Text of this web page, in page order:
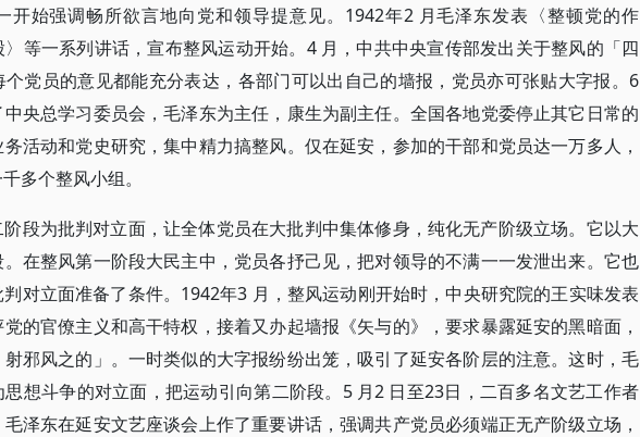
开始强调畅所欲言地向党和领导提意见。1942年2 月毛泽东发表〈整顿党的作
等一系列讲话，宣布整风运动开始。4 月，中共中央宣传部发出关于整风的「四
党员的意见都能充分表达，各部门可以出自己的墙报，党员亦可张贴大字报。6
央总学习委员会，毛泽东为主任，康生为副主任。全国各地党委停止其它日常的
活动和党史研究，集中精力搞整风。仅在延安，参加的干部和党员达一万多人，
多个整风小组。
段为批判对立面，让全体党员在大批判中集体修身，纯化无产阶级立场。它以大
在整风第一阶段大民主中，党员各抒己见，把对领导的不满一一发泄出来。它也
对立面准备了条件。1942年3 月，整风运动刚开始时，中央研究院的王实味发表
党的官僚主义和高干特权，接着又办起墙报《矢与的》，要求暴露延安的黑暗面，
邪风之的」。一时类似的大字报纷纷出笼，吸引了延安各阶层的注意。这时，毛
想斗争的对立面，把运动引向第二阶段。5 月2 日至23日，二百多名文艺工作者
泽东在延安文艺座谈会上作了重要讲话，强调共产党员必须端正无产阶级立场，